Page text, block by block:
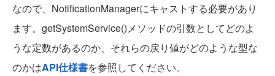
なので、NotificationManagerにキャストする必要があり
ます。getSystemService()メソッドの引数としてどのよ
うな定数があるのか、それらの戻り値がどのような型な
のかはAPI仕様書を参照してください。